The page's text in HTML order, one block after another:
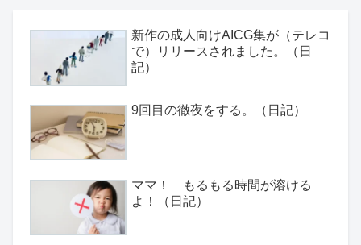
新作の成人向けAICG集が（テレコ
で）リリースされました。（日
記）
9回目の徹夜をする。（日記）
ママ！ もるもる時間が溶ける
よ！（日記）